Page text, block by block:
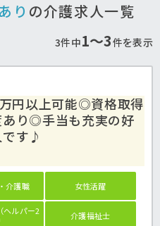
り の介護求人一覧
3件中1〜3件を表示
円以上可能◎資格取得
あり◎手当も充実の好
です♪
介護職 女性活躍
ヘルパー2
介護福祉士